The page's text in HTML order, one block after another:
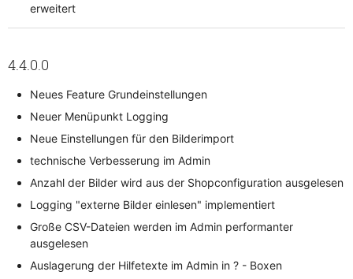
erweitert
4.4.0.0
Neues Feature Grundeinstellungen
Neuer Menüpunkt Logging
Neue Einstellungen für den Bilderimport
technische Verbesserung im Admin
Anzahl der Bilder wird aus der Shopconfiguration ausgelesen
Logging "externe Bilder einlesen" implementiert
Große CSV-Dateien werden im Admin performanter
ausgelesen
Auslagerung der Hilfetexte im Admin in ? - Boxen